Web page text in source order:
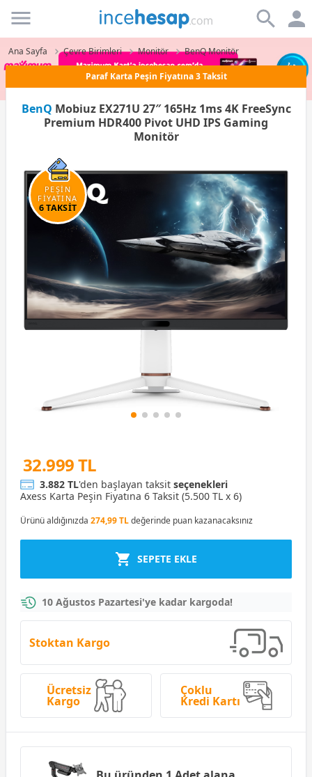
Incehesap
Ana Sayfa Çevre Birimleri Monitör BenQ Monitör
Paraf Karta Peşin Fiyatına 3 Taksit
BenQ Mobiuz EX271U 27″ 165Hz 1ms 4K FreeSync
Premium HDR400 Pivot UHD IPS Gaming
Monitör
PEŞİN
FİYATINA
6 TAKSİT
32.999 TL
3.882 TL'den başlayan taksit seçenekleri
Axess Karta Peşin Fiyatına 6 Taksit (5.500 TL x 6)
Ürünü aldığınızda 274,99 TLdeğerinde puan kazanacaksınız
SEPETE EKLE
10 Ağustos Pazartesi'ye kadar kargoda!
Stoktan Kargo
Ücretsiz
Kargo
Çoklu
Kredi Kartı